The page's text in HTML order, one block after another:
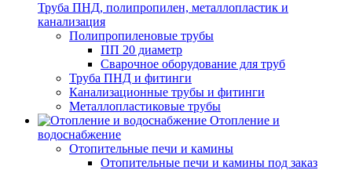
Труба ПНД, полипропилен, металлопластик и
канализация
Полипропиленовые трубы
ПП 20 диаметр
Сварочное оборудование для труб
Труба ПНД и фитинги
Канализационные трубы и фитинги
Металлопластиковые трубы
Отопление и
водоснабжение
Отопительные печи и камины
Отопительные печи и камины под заказ